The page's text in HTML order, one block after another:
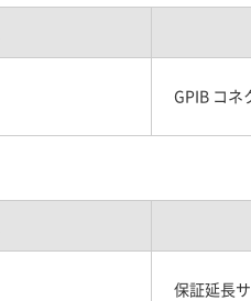
GPIB コネ
保証延長